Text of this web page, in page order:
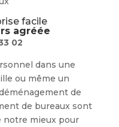
facile
agréée
02
dans une
ou même un
de
de bureaux sont
notre mieux pour